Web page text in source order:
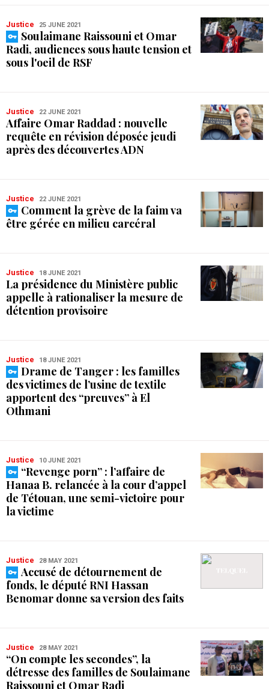
Justice 25 JUNE 2021
Soulaimane Raissouni et Omar
Radi, audiences sous haute tension et
sous l'oeil de RSF
Justice 22 JUNE 2021
Affaire Omar Raddad : nouvelle
requête en révision déposée jeudi
après des découvertes ADN
Justice 22 JUNE 2021
Comment la grève de la faim va
être gérée en milieu carcéral
Justice 18 JUNE 2021
La présidence du Ministère public
appelle à rationaliser la mesure de
détention provisoire
Justice 18 JUNE 2021
Drame de Tanger : les familles
des victimes de l’usine de textile
apportent des “preuves” à El
Othmani
Justice 10 JUNE 2021
“Revenge porn” : l’affaire de
Hanaa B. relancée à la cour d’appel
de Tétouan, une semi-victoire pour
la victime
Justice 28 MAY 2021
Accusé de détournement de
fonds, le député RNI Hassan
Benomar donne sa version des faits
Justice 28 MAY 2021
“On compte les secondes”, la
détresse des familles de Soulaimane
Raissouni et Omar Radi